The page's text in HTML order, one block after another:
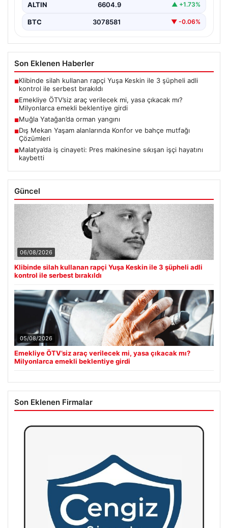
ALTIN 6604.9 ▲ +1.73%
BTC 3078581 ▼ -0.06%
Son Eklenen Haberler
■Klibinde silah kullanan rapçi Yuşa Keskin ile 3 şüpheli adli
kontrol ile serbest bırakıldı
■Emekliye ÖTV’siz araç verilecek mi, yasa çıkacak mı?
Milyonlarca emekli beklentiye girdi
■Muğla Yatağan’da orman yangını
■Dış Mekan Yaşam alanlarında Konfor ve bahçe mutfağı
Çözümleri
■Malatya’da iş cinayeti: Pres makinesine sıkışan işçi hayatını
kaybetti
Güncel
06/08/2026
Klibinde silah kullanan rapçi Yuşa Keskin ile 3 şüpheli adli
kontrol ile serbest bırakıldı
05/08/2026
Emekliye ÖTV’siz araç verilecek mi, yasa çıkacak mı?
Milyonlarca emekli beklentiye girdi
Son Eklenen Firmalar